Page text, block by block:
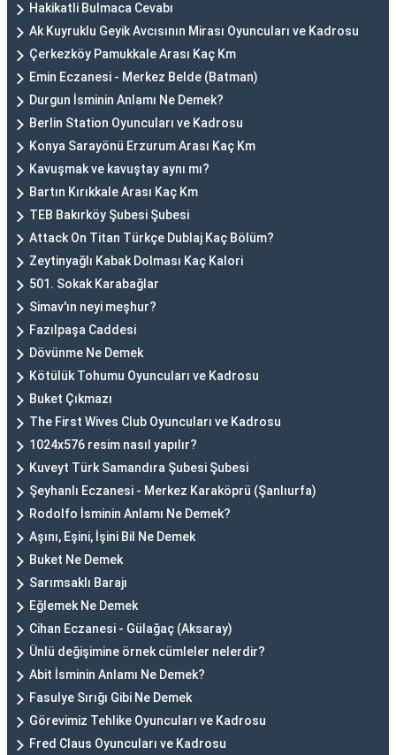
Hakikatli Bulmaca Cevabı
Ak Kuyruklu Geyik Avcısının Mirası Oyuncuları ve Kadrosu
Çerkezköy Pamukkale Arası Kaç Km
Emin Eczanesi - Merkez Belde (Batman)
Durgun İsminin Anlamı Ne Demek?
Berlin Station Oyuncuları ve Kadrosu
Konya Sarayönü Erzurum Arası Kaç Km
Kavuşmak ve kavuştay aynı mı?
Bartın Kırıkkale Arası Kaç Km
TEB Bakırköy Şubesi Şubesi
Attack On Titan Türkçe Dublaj Kaç Bölüm?
Zeytinyağlı Kabak Dolması Kaç Kalori
501. Sokak Karabağlar
Simav'ın neyi meşhur?
Fazılpaşa Caddesi
Dövünme Ne Demek
Kötülük Tohumu Oyuncuları ve Kadrosu
Buket Çıkmazı
The First Wives Club Oyuncuları ve Kadrosu
1024x576 resim nasıl yapılır?
Kuveyt Türk Samandıra Şubesi Şubesi
Şeyhanlı Eczanesi - Merkez Karaköprü (Şanlıurfa)
Rodolfo İsminin Anlamı Ne Demek?
Aşını, Eşini, İşini Bil Ne Demek
Buket Ne Demek
Sarımsaklı Barajı
Eğlemek Ne Demek
Cihan Eczanesi - Gülağaç (Aksaray)
Ünlü değişimine örnek cümleler nelerdir?
Abit İsminin Anlamı Ne Demek?
Fasulye Sırığı Gibi Ne Demek
Görevimiz Tehlike Oyuncuları ve Kadrosu
Fred Claus Oyuncuları ve Kadrosu